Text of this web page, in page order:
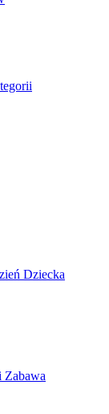
Dziecka